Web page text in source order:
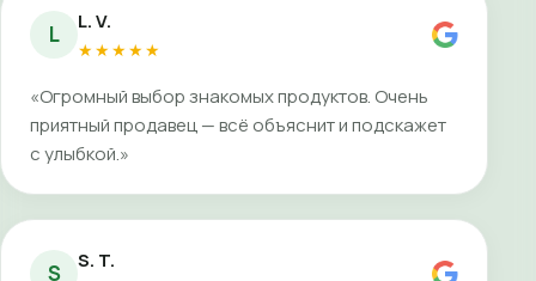
L L. V.
★★★★★
«Огромный выбор знакомых продуктов. Очень
приятный продавец — всё объяснит и подскажет
с улыбкой.»
S S. T.